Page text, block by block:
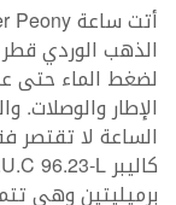
الإطار والوصلات.
الساعة لا تقتصر